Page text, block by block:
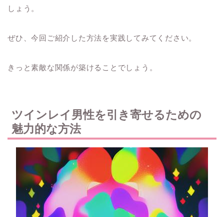
しょう。
ぜひ、今回ご紹介した方法を実践してみてください。
きっと素敵な関係が築けることでしょう。
ツインレイ男性を引き寄せるための
魅力的な方法